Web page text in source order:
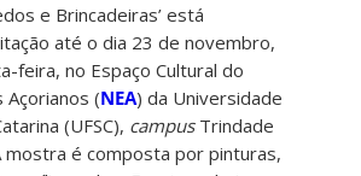
e Brincadeiras’ está
até o dia 23 de novembro,
feira, no Espaço Cultural do
Açorianos (NEA) da Universidade
(UFSC), campusTrindade
mostra é composta por pinturas,